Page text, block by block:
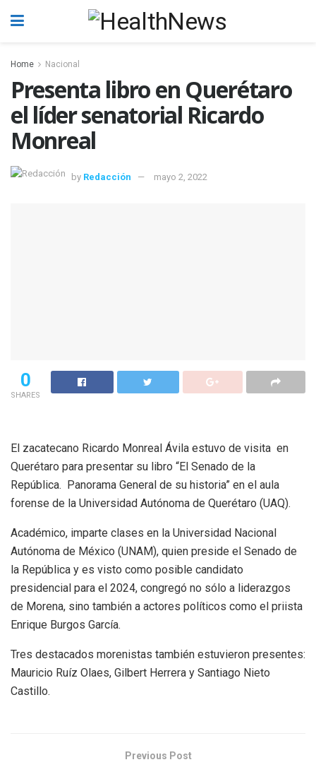
Home Nacional
Presenta libro en Querétaro
el líder senatorial Ricardo
Monreal
by Redacción mayo 2, 2022
0
SHARES
El zacatecano Ricardo Monreal Ávila estuvo de visita en
Querétaro para presentar su libro “El Senado de la
República. Panorama General de su historia” en el aula
forense de la Universidad Autónoma de Querétaro (UAQ).
Académico, imparte clases en la Universidad Nacional
Autónoma de México (UNAM), quien preside el Senado de
la República y es visto como posible candidato
presidencial para el 2024, congregó no sólo a liderazgos
de Morena, sino también a actores políticos como el priista
Enrique Burgos García.
Tres destacados morenistas también estuvieron presentes:
Mauricio Ruíz Olaes, Gilbert Herrera y Santiago Nieto
Castillo.
Previous Post